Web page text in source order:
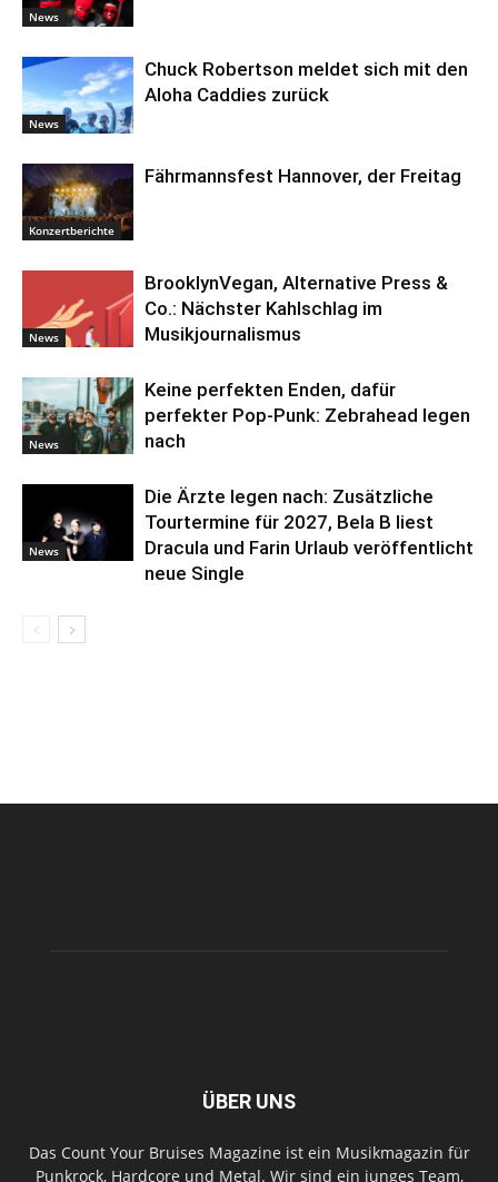
News
News
Chuck Robertson meldet sich mit den
Aloha Caddies zurück
Konzertberichte
Fährmannsfest Hannover, der Freitag
News
BrooklynVegan, Alternative Press &
Co.: Nächster Kahlschlag im
Musikjournalismus
News
Keine perfekten Enden, dafür
perfekter Pop-Punk: Zebrahead legen
nach
News
Die Ärzte legen nach: Zusätzliche
Tourtermine für 2027, Bela B liest
Dracula und Farin Urlaub veröffentlicht
neue Single
ÜBER UNS
Das Count Your Bruises Magazine ist ein Musikmagazin für
Punkrock, Hardcore und Metal. Wir sind ein junges Team,